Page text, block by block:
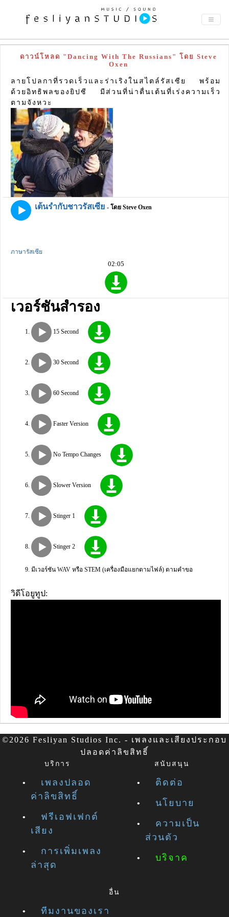
ดาวน์โหลด "Dancing With The Russians" โดย Steve
Oxen
ลายโปลกาที่รวดเร็วและร่าเริงในสไตล์รัสเซีย พร้อม
ด้วยอิทธิพลของยิปซี มีส่วนที่น่าตื่นเต้นที่เร่งความเร็ว
ตามจังหวะ
เต้นรำกับชาวรัสเซีย - โดย Steve Oxen
ภาษารัสเซีย
02:05
เวอร์ชันสำรอง
15 Second
30 Second
60 Second
Faster Version
No Tempo Changes
Slower Version
Stinger 1
Stinger 2
มีเวอร์ชัน WAV หรือ STEM (เครื่องมือแยกตามไฟล์) ตามคำขอ
วิดีโอยูทูป:
©2026 Fesliyan Studios Inc. - เพลงและเสียงประกอบ
ปลอดค่าลิขสิทธิ์
บริการ
เพลงปลอด
ค่าลิขสิทธิ์
ฟรีเอฟเฟกต์
เสียง
การเพิ่มเพลง
ล่าสุด
สนับสนุน
ติดต่อ
นโยบาย
ความเป็น
ส่วนตัว
บริจาค
อื่น
ทีมงานของเรา